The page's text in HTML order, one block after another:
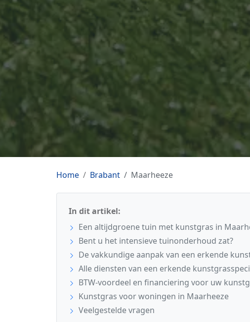
Home Brabant Maarheeze
In dit artikel:
Een altijdgroene tuin met kunstgras in
Bent u het intensieve tuinonderhoud zat?
De vakkundige aanpak van een erkende
Alle diensten van een erkende
BTW-voordeel en financiering voor uw
Kunstgras voor woningen in Maarheeze
Veelgestelde vragen